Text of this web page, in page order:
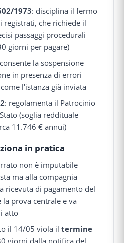
1973: disciplina il fermo
registrati, che richiede il
passaggi procedurali
giorni per pagare)
la sospensione
in presenza di errori
l'istanza già inviata
: regolamenta il Patrocinio
(soglia reddituale
11.746 € annui)
in pratica
non è imputabile
ma alla compagnia
ricevuta di pagamento del
prova centrale e va
atto
il 14/05 viola iltermine
giorni dalla notifica del